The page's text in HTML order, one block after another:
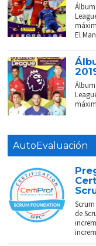
El
AutoEvaluación
de